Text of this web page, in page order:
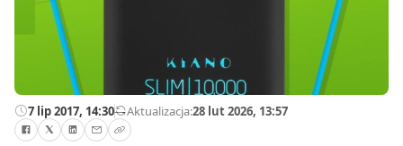
7 lip 2017, 14:30—Aktualizacja:28 lut 2026, 13:57